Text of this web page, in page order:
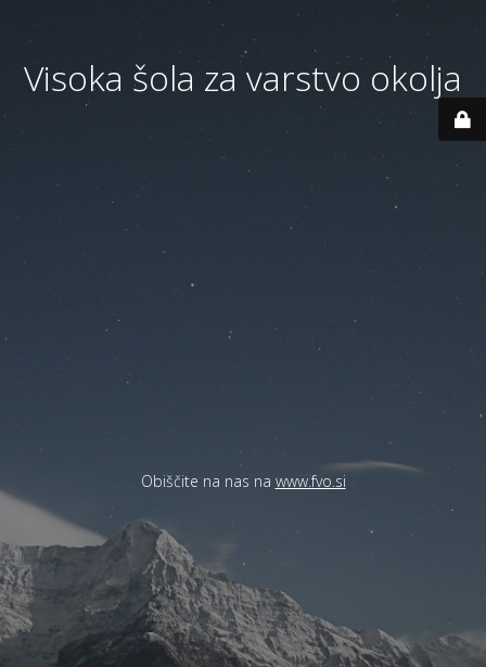
Visoka šola za varstvo okolja
Obiščite na nas na www.fvo.si